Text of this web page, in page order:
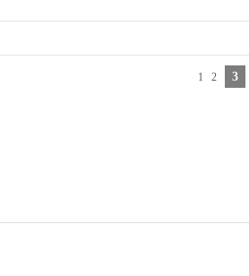
1 2 3